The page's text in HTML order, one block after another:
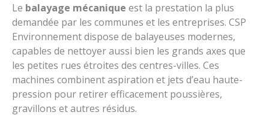
Le balayage mécanique est la prestation la plus
demandée par les communes et les entreprises. CSP
Environnement dispose de balayeuses modernes,
capables de nettoyer aussi bien les grands axes que
les petites rues étroites des centres-villes. Ces
machines combinent aspiration et jets d’eau haute-
pression pour retirer efficacement poussières,
gravillons et autres résidus.